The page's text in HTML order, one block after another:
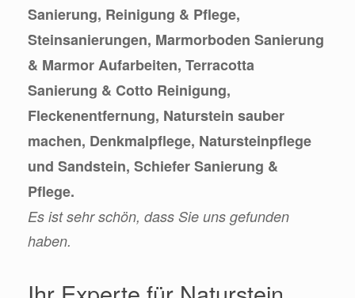
Sanierung, Reinigung & Pflege,
Steinsanierungen, Marmorboden Sanierung
& Marmor Aufarbeiten, Terracotta
Sanierung & Cotto Reinigung,
Fleckenentfernung, Naturstein sauber
machen, Denkmalpflege, Natursteinpflege
und Sandstein, Schiefer Sanierung &
Pflege.
Es ist sehr schön, dass Sie uns gefunden
haben.